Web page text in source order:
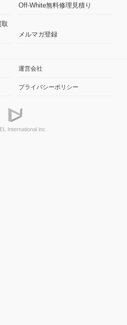
Off-White無料修理見積り
メルマガ登録
運営会社
プライバシーポリシー
International inc.